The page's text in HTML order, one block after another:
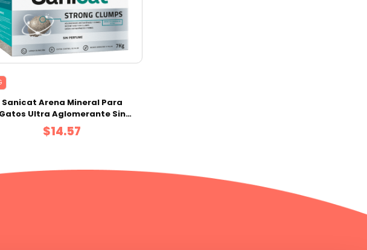
Sanicat Arena Mineral Para
Gatos Ultra Aglomerante Sin
Aroma 7 kg
$14.57